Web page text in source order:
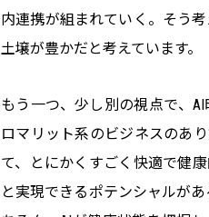
内連携が組まれていく。そう
土壌が豊かだと考えています。
もう一つ、少し別の視点で、
ロマリット系のビジネスのあ
て、とにかくすごく快適で健
と実現できるポテンシャルが